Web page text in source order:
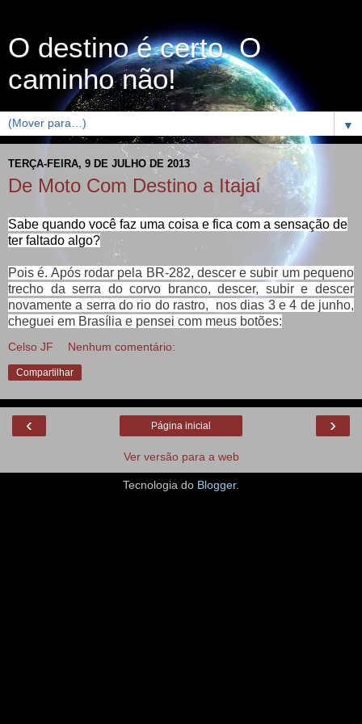
O destino é certo. O
caminho não!
▼
TERÇA-FEIRA, 9 DE JULHO DE 2013
De Moto Com Destino a Itajaí
Sabe quando você faz uma coisa e fica com a sensação de
ter faltado algo?
Pois é. Após rodar pela BR-282, descer e subir um pequeno
trecho da serra do corvo branco, descer, subir e descer
novamente a serra do rio do rastro, nos dias 3 e 4 de junho,
cheguei em Brasília e pensei com meus botões:
Celso JF Nenhum comentário:
Compartilhar
‹ ›
Página inicial
Ver versão para a web
Tecnologia do Blogger.